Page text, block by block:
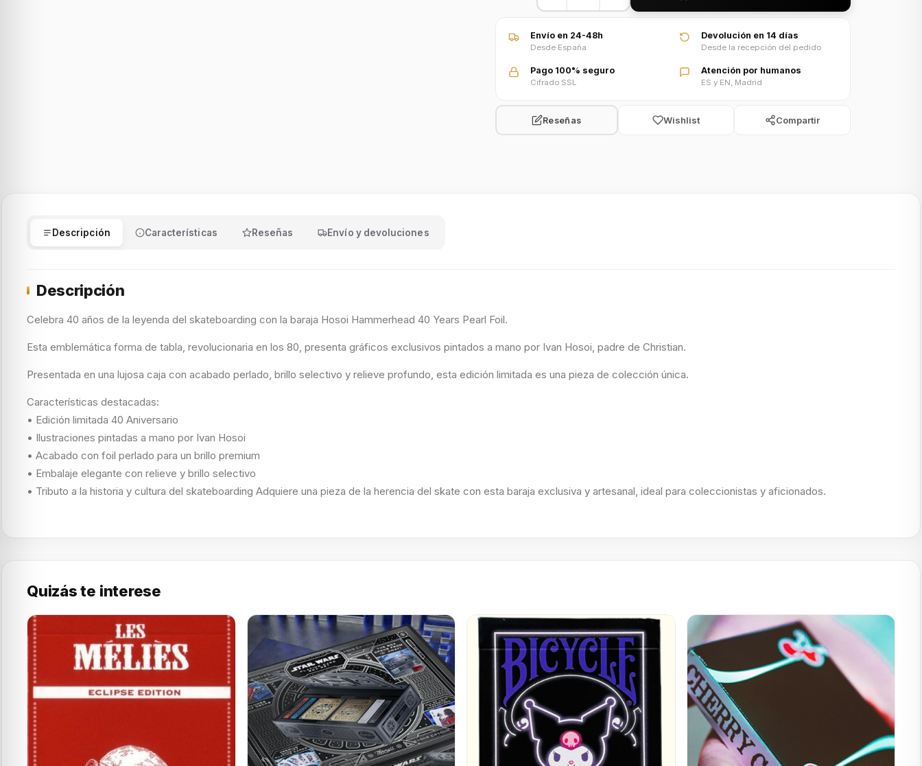
Envío en 24-48h
Desde España
Devolución en 14 días
Desde la recepción del pedido
Pago 100% seguro
Cifrado SSL
Atención por humanos
ES y EN, Madrid
Reseñas Wishlist Compartir
Descripción Características Reseñas Envío y devoluciones
Descripción
Celebra 40 años de la leyenda del skateboarding con la baraja Hosoi Hammerhead 40 Years Pearl Foil.
Esta emblemática forma de tabla, revolucionaria en los 80, presenta gráficos exclusivos pintados a mano por Ivan Hosoi, padre de Christian.
Presentada en una lujosa caja con acabado perlado, brillo selectivo y relieve profundo, esta edición limitada es una pieza de colección única.
Características destacadas:
• Edición limitada 40 Aniversario
• Ilustraciones pintadas a mano por Ivan Hosoi
• Acabado con foil perlado para un brillo premium
• Embalaje elegante con relieve y brillo selectivo
• Tributo a la historia y cultura del skateboarding Adquiere una pieza de la herencia del skate con esta baraja exclusiva y artesanal, ideal para coleccionistas y aficionados.
Quizás te interese